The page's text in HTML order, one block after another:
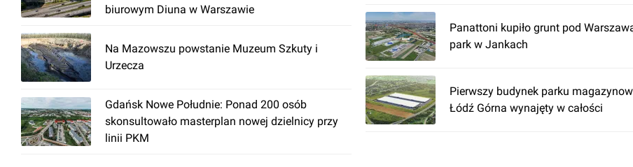
biurowym Diuna w Warszawie
Na Mazowszu powstanie Muzeum Szkuty i
Urzecza
Gdańsk Nowe Południe: Ponad 200 osób
skonsultowało masterplan nowej dzielnicy przy
linii PKM
Panattoni kupiło grunt pod
park w Jankach
Pierwszy budynek parku
Łódź Górna wynajęty w całości